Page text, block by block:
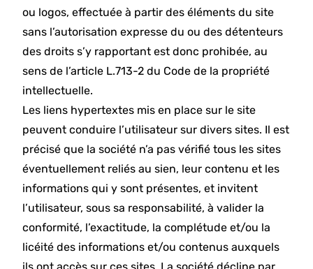
ou logos, effectuée à partir des éléments du site
sans l’autorisation expresse du ou des détenteurs
des droits s’y rapportant est donc prohibée, au
sens de l’article L.713-2 du Code de la propriété
intellectuelle.
Les liens hypertextes mis en place sur le site
peuvent conduire l’utilisateur sur divers sites. Il est
précisé que la société n’a pas vérifié tous les sites
éventuellement reliés au sien, leur contenu et les
informations qui y sont présentes, et invitent
l’utilisateur, sous sa responsabilité, à valider la
conformité, l’exactitude, la complétude et/ou la
licéité des informations et/ou contenus auxquels